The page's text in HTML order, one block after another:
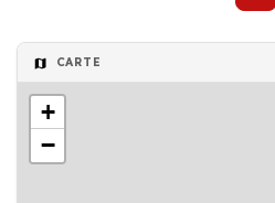
CARTE
+
−